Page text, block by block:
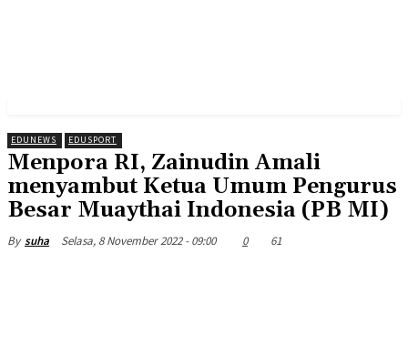
EDUNEWS EDUSPORT
Menpora RI, Zainudin Amali
menyambut Ketua Umum Pengurus
Besar Muaythai Indonesia (PB MI)
By suha Selasa, 8 November 2022 - 09:00 0 61